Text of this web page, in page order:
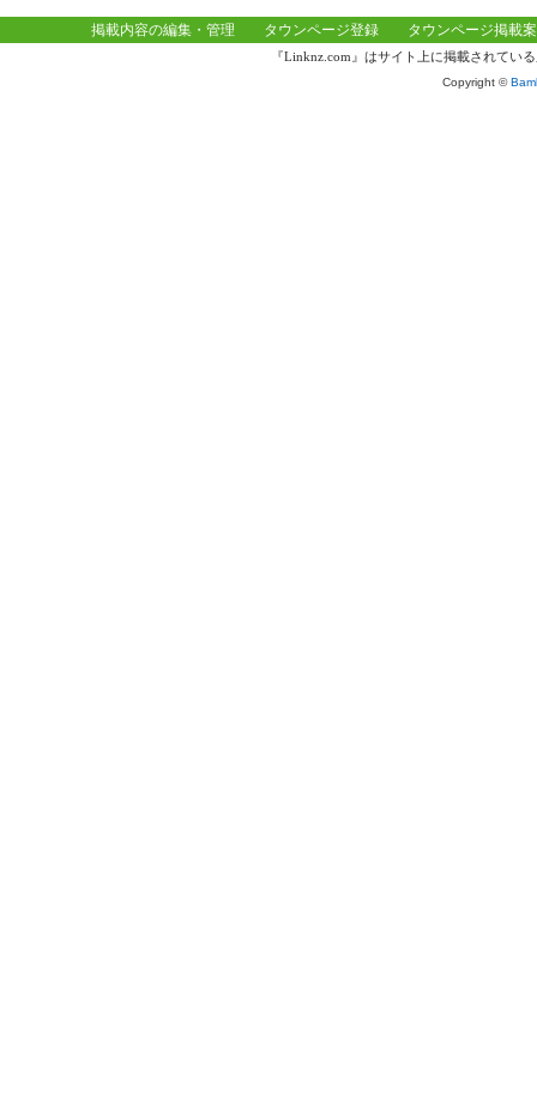
掲載内容の編集・管理 タウンページ登録 タウンページ掲載
『Linknz.com』はサイト上に掲載されてい
Copyright ©